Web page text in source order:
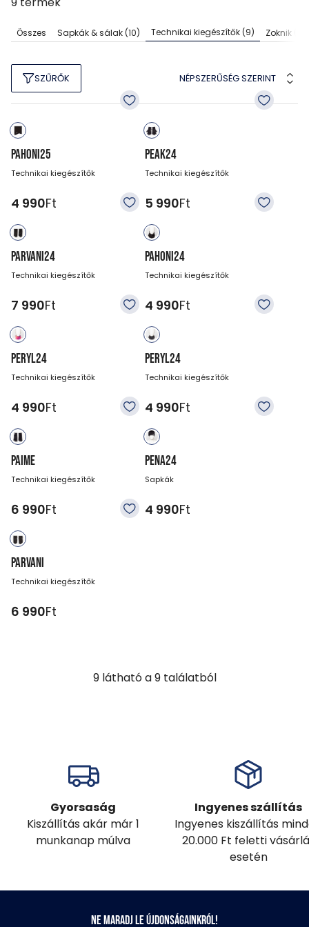
Összes Sapkák & sálak(10) Technikai kiegészítők(9) Zoknik
SZŰRŐK NÉPSZERŰSÉG SZERINT
PAHONI25
Technikai kiegészítők
4 990Ft
PEAK24
Technikai kiegészítők
5 990Ft
PARVANI24
Technikai kiegészítők
7 990Ft
PAHONI24
Technikai kiegészítők
4 990Ft
PERYL24
Technikai kiegészítők
4 990Ft
PERYL24
Technikai kiegészítők
4 990Ft
PAIME
Technikai kiegészítők
6 990Ft
PENA24
Sapkák
4 990Ft
PARVANI
Technikai kiegészítők
6 990Ft
9látható a9találatból
Gyorsaság
Kiszállítás akár már 1
munkanap múlva
Ingyenes szállítás
Ingyenes kiszállítás
20.000 Ft feletti
esetén
Ne maradj le újdonságainkról!